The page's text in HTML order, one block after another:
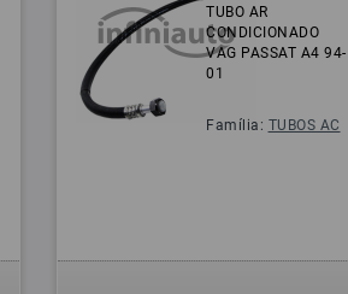
TUBO AR
CONDICIONADO
VAG PASSAT A4 94-
01
Família: TUBOS AC